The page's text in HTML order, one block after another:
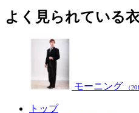
よく見られている
モーニング （
トップ